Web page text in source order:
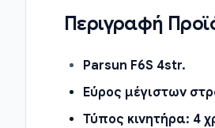
Περιγραφή
Parsun F6S 4str.
Εύρος μέγιστων
Τύπος κινητήρα: 4